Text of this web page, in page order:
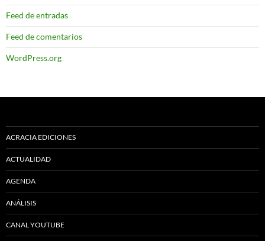
Feed de entradas
Feed de comentarios
WordPress.org
ACRACIA EDICIONES
ACTUALIDAD
AGENDA
ANÁLISIS
CANAL YOUTUBE